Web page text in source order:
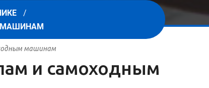
МАШИНАМ
машинам
и самоходным